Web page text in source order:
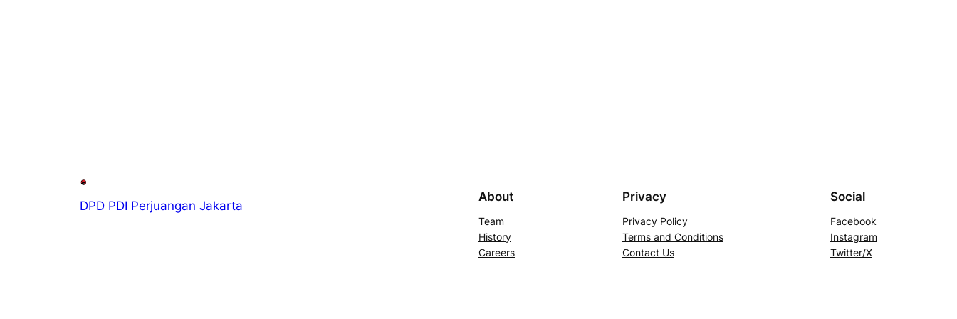
DPD PDI Perjuangan Jakarta
About
Team
History
Careers
Privacy
Privacy Policy
Terms and Conditions
Contact Us
Social
Facebook
Instagram
Twitter/X